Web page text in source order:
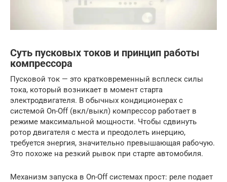
Суть пусковых токов и принцип работы
компрессора
Пусковой ток — это кратковременный всплеск силы
тока, который возникает в момент старта
электродвигателя. В обычных кондиционерах с
системой On-Off (вкл/выкл) компрессор работает в
режиме максимальной мощности. Чтобы сдвинуть
ротор двигателя с места и преодолеть инерцию,
требуется энергия, значительно превышающая рабочую.
Это похоже на резкий рывок при старте автомобиля.
Механизм запуска в On-Off системах прост: реле подает